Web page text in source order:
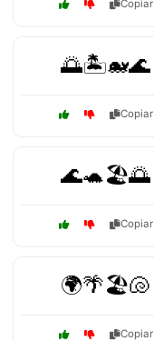
Copiar
🌅🏝️🐋🌊
Copiar
🌊🐢🏖️🌅
Copiar
🌍🌴🏖️🐚
Copiar